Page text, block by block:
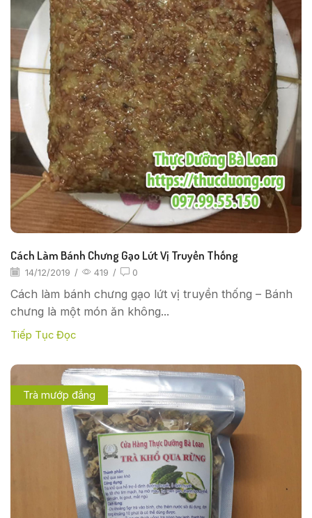
Cách Làm Bánh Chưng Gạo Lứt Vị Truyền Thống
14/12/2019 / 419 / 0
Cách làm bánh chưng gạo lứt vị truyền thống – Bánh
chưng là một món ăn không...
Tiếp Tục Đọc
Trà mướp đắng